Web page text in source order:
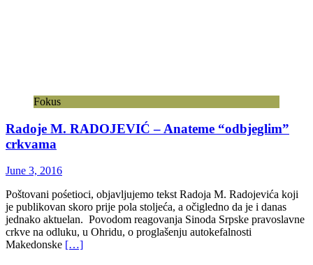
Fokus
Radoje M. RADOJEVIĆ – Anateme “odbjeglim”
crkvama
June 3, 2016
Poštovani pośetioci, objavljujemo tekst Radoja M. Radojevića koji
je publikovan skoro prije pola stoljeća, a očigledno da je i danas
jednako aktuelan. Povodom reagovanja Sinoda Srpske pravoslavne
crkve na odluku, u Ohridu, o proglašenju autokefalnosti
Makedonske […]